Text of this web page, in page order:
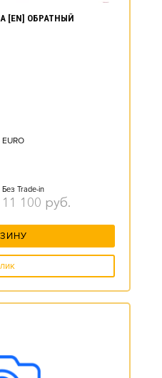
А [EN] ОБРАТНЫЙ
Без Trade-in
11 100 руб.